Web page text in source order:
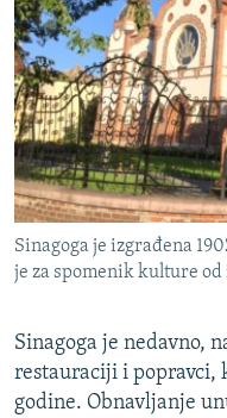
Sinagoga je izgrađena
je za spomenik kulture od
Sinagoga je nedavno,
restauraciji i popravci,
godine. Obnavljanje